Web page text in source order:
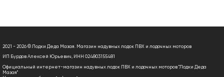
2021 - 2026 © Лодки Деда Мазая. Магазин надувных лодок ПВХ и лодочных моторов
ИП Бурдов Алексей Юрьевич, ИНН 024803155481
Официальный интернет-магазин надувных лодок ПВХ и лодочных моторов "Лодки Деда
Мазая"